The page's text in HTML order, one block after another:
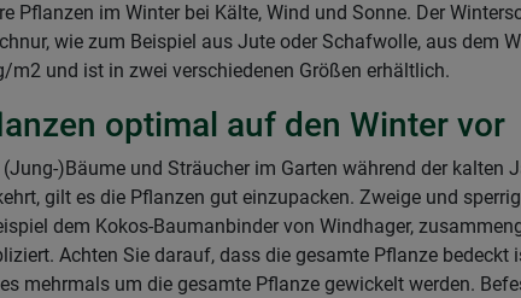
Pflanzen im Winter bei Kälte, Wind und Sonne. Der
wie zum Beispiel aus Jute oder Schafwolle, aus dem
und ist in zwei verschiedenen Größen erhältlich.
optimal auf den Winter vor
)Bäume und Sträucher im Garten während der kalten
gilt es die Pflanzen gut einzupacken. Zweige und
dem Kokos-Baumanbinder von Windhager,
Achten Sie darauf, dass die gesamte Pflanze
mehrmals um die gesamte Pflanze gewickelt werden.